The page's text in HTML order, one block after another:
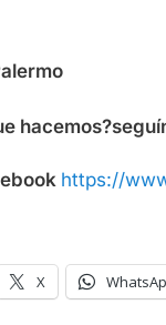
hacemos?
https://
X